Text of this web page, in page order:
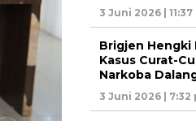
3 Juni 2026 |
Brigjen Hengki
Kasus Curat-
Narkoba
3 Juni 2026 | 7:32